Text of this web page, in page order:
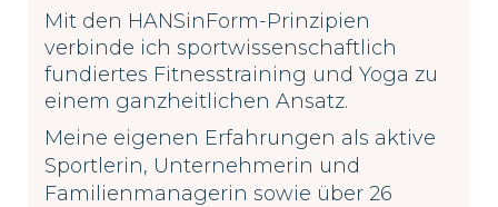
Mit den HANSinForm-Prinzipien
verbinde ich sportwissenschaftlich
fundiertes Fitnesstraining und Yoga zu
einem ganzheitlichen Ansatz.
Meine eigenen Erfahrungen als aktive
Sportlerin, Unternehmerin und
Familienmanagerin sowie über 26